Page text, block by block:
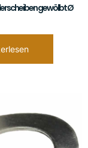
gewölbt Ø